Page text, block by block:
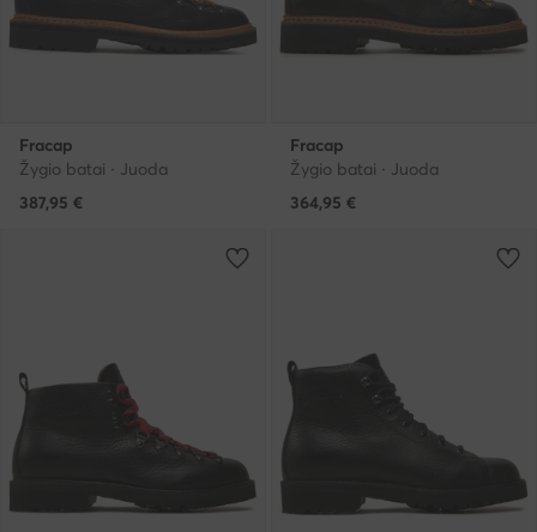
Fracap
Žygio batai · Juoda
387,95 €
Fracap
Žygio batai · Juoda
364,95 €